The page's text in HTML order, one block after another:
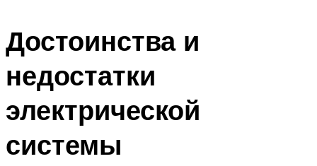
Достоинства и
недостатки
электрической
системы